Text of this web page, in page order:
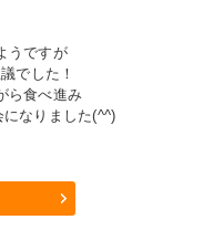
うですが
でした！
ら食べ進み
なりました(^^)